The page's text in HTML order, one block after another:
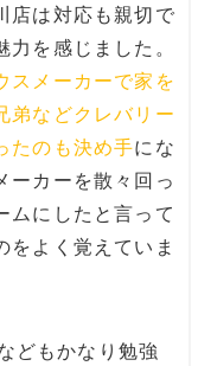
店は対応も親切で
を感じました。
スメーカーで家を
弟などクレバリー
たのも決め手にな
ーカーを散々回っ
ムにしたと言って
をよく覚えていま
どもかなり勉強